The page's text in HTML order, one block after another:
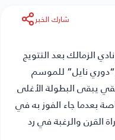
شارك الخبر
الزمالك بعد التتويج
نايل” للموسم
يبقى البطولة الأغلى
بعدما جاء الفوز به في
القرن والرغبة في رد